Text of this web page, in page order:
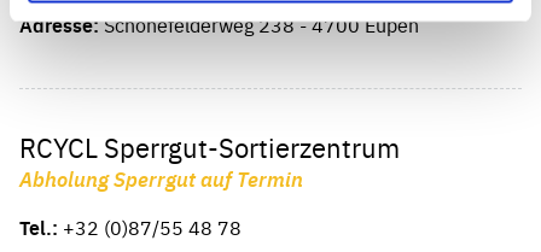
Adresse:Schönefelderweg 238 - 4700 Eupen
RCYCL Sperrgut-Sortierzentrum
Abholung Sperrgut auf Termin
Tel.: +32 (0)87/55 48 78